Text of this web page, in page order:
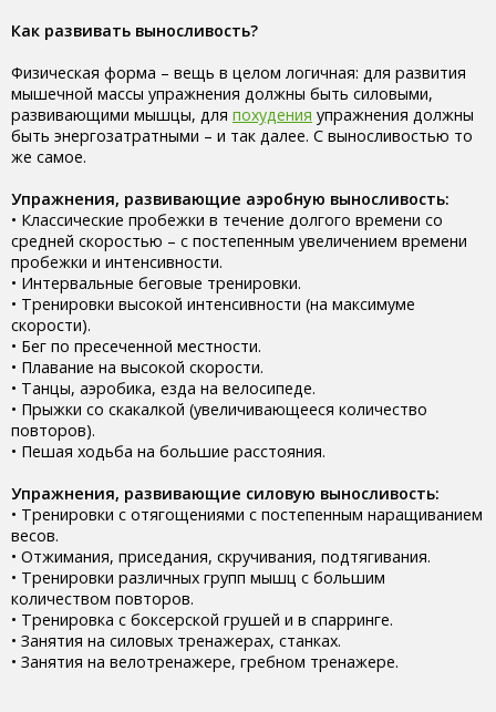
Как развивать выносливость?
Физическая форма – вещь в целом логичная: для развития
мышечной массы упражнения должны быть силовыми,
развивающими мышцы, для похудения упражнения должны
быть энергозатратными – и так далее. С выносливостью то
же самое.
Упражнения, развивающие аэробную выносливость:
• Классические пробежки в течение долгого времени со
средней скоростью – с постепенным увеличением времени
пробежки и интенсивности.
• Интервальные беговые тренировки.
• Тренировки высокой интенсивности (на максимуме
скорости).
• Бег по пресеченной местности.
• Плавание на высокой скорости.
• Танцы, аэробика, езда на велосипеде.
• Прыжки со скакалкой (увеличивающееся количество
повторов).
• Пешая ходьба на большие расстояния.
Упражнения, развивающие силовую выносливость:
• Тренировки с отягощениями с постепенным наращиванием
весов.
• Отжимания, приседания, скручивания, подтягивания.
• Тренировки различных групп мышц с большим
количеством повторов.
• Тренировка с боксерской грушей и в спарринге.
• Занятия на силовых тренажерах, станках.
• Занятия на велотренажере, гребном тренажере.